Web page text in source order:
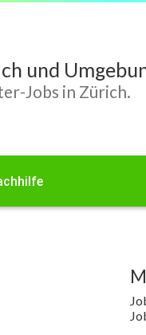
und
Jobs in Zürich.